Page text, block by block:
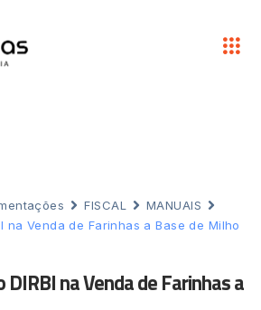
FISCAL
MANUAIS
na Venda de Farinhas a Base de Milho
na Venda de Farinhas a